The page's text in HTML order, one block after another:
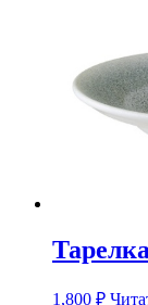
1,800 ₽